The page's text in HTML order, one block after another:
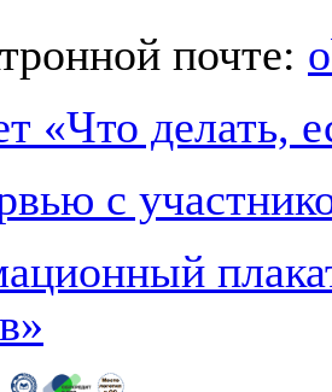
почте:
«Что делать,
с